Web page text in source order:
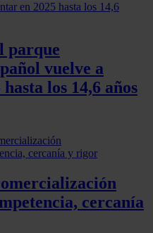
compartimos
del sitio web con
publicidad y análisis
con otra información
hayan recopilado a
de sus servicios.
parque
vuelve a
los 14,6 años
cercanía